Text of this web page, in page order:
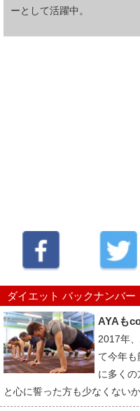
ーとして活躍中。
ダイエット バックナンバー
AYAも
2017年
て今年
に多くの
と心に誓った方も少なくない